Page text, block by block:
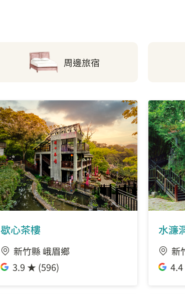
周邊旅宿
歇心茶樓
新竹縣 峨眉鄉
3.9 ★ (596)
水濂
新